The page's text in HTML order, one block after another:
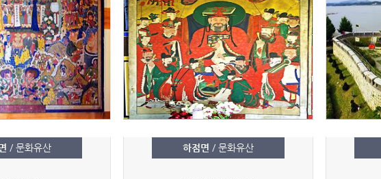
/ 문화유산 하점면 / 문화유산